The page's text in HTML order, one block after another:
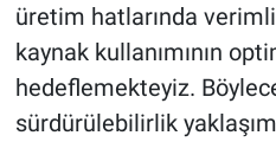
üretim hatlarında
kaynak kullanımının
hedeflemekteyiz.
sürdürülebilirlik